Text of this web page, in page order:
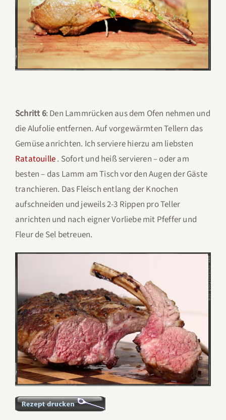
Schritt 6: Den Lammrücken aus dem Ofen nehmen und
die Alufolie entfernen. Auf vorgewärmten Tellern das
Gemüse anrichten. Ich serviere hierzu am liebsten
Ratatouille. Sofort und heiß servieren – oder am
besten – das Lamm am Tisch vor den Augen der Gäste
tranchieren. Das Fleisch entlang der Knochen
aufschneiden und jeweils 2-3 Rippen pro Teller
anrichten und nach eigner Vorliebe mit Pfeffer und
Fleur de Sel betreuen.